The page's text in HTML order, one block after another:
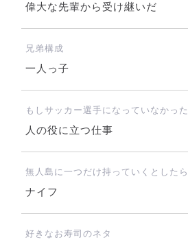
偉大な先輩から受け継いだ
兄弟構成
一人っ子
もしサッカー選手になっていなかっ
人の役に立つ仕事
無人島に一つだけ持っていくとしたら
ナイフ
好きなお寿司のネタ